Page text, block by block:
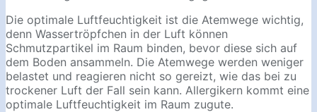
Die optimale Luftfeuchtigkeit ist die Atemwege wichtig,
denn Wassertröpfchen in der Luft können
Schmutzpartikel im Raum binden, bevor diese sich auf
dem Boden ansammeln. Die Atemwege werden weniger
belastet und reagieren nicht so gereizt, wie das bei zu
trockener Luft der Fall sein kann. Allergikern kommt eine
optimale Luftfeuchtigkeit im Raum zugute.